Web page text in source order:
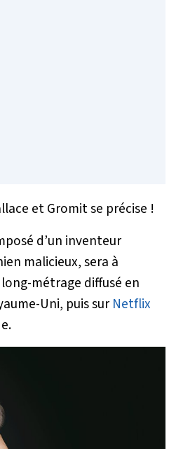
et Gromit se précise !
d’un inventeur
malicieux, sera à
long-métrage diffusé en
Uni, puis sur Netflix